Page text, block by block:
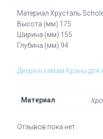
Материал Хрусталь
Высота (мм) 175
Ширина (мм) 155
Глубина (мм) 94
Двери в хамам Краны для
Материал
Отзывов пока нет.